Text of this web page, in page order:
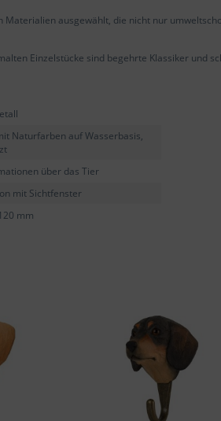
ausgewählt, die nicht nur
Einzelstücke sind begehrte Klassiker und
Naturfarben auf Wasserbasis,
über das Tier
mit Sichtfenster
mm